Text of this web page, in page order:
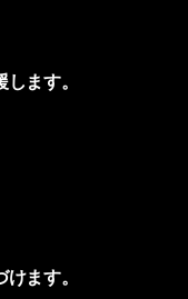
ます。
ます。